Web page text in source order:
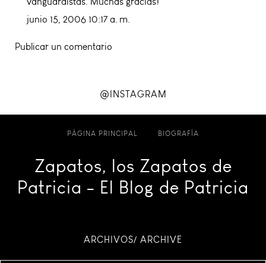
junio 15, 2006 10:17 a. m.
Publicar un comentario
@INSTAGRAM
PÁGINA PRINCIPAL BIOGRAFÍA
Zapatos, los Zapatos de
Patricia - El Blog de Patricia
ARCHIVOS/ ARCHIVE